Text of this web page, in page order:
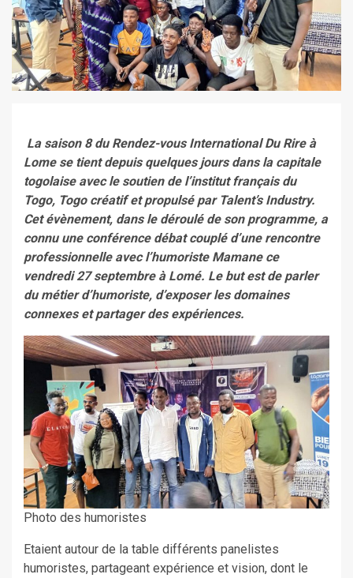
La saison 8 du Rendez-vous International Du Rire à
Lome se tient depuis quelques jours dans la capitale
togolaise avec le soutien de l’institut français du
Togo, Togo créatif et propulsé par Talent’s Industry.
Cet évènement, dans le déroulé de son programme, a
connu une conférence débat couplé d’une rencontre
professionnelle avec l’humoriste Mamane ce
vendredi 27 septembre à Lomé. Le but est de parler
du métier d’humoriste, d’exposer les domaines
connexes et partager des expériences.
Photo des humoristes
Etaient autour de la table différents panelistes
humoristes, partageant expérience et vision, dont le